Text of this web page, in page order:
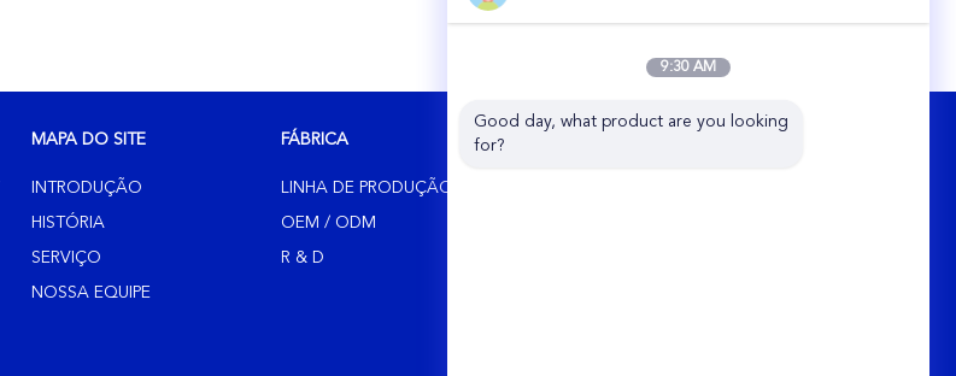
MAPA DO SITE
INTRODUÇÃO
HISTÓRIA
SERVIÇO
NOSSA EQUIPE
FÁBRICA
LINHA DE PRODUÇÃO
OEM / ODM
R & D
9:30 AM
Good day, what product are you looking
for?